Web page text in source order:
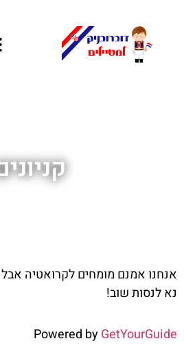
אנחנו אמנם מומחים לקרואטיה
נא לנסות שוב!
Powered byGetYourGuide